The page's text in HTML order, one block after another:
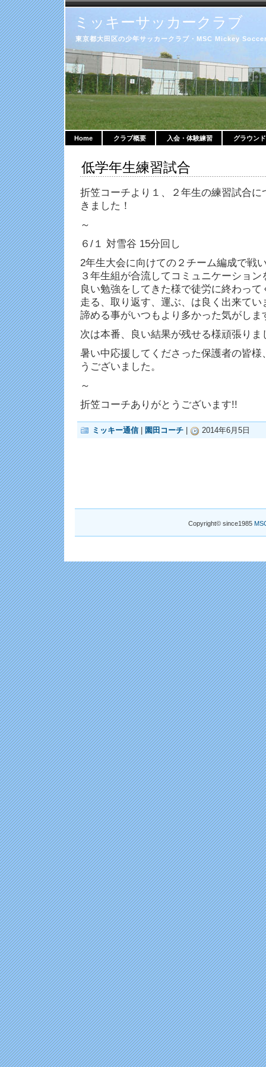
ミッキーサッカークラブ
東京都大田区の少年サッカークラブ・MSC Mickey
Home クラブ概要 入会・体験練習 グラウン
低学年生練習試合
折笠コーチより１、２年生の練習試合
きました！
～
６/１ 対雪谷 15分回し
2年生大会に向けての２チーム編成で戦
３年生組が合流してコミュニケーショ
良い勉強をしてきた様で徒労に終わって
走る、取り返す、運ぶ、は良く出来て
諦める事がいつもより多かった気がしま
次は本番、良い結果が残せる様頑張りま
暑い中応援してくださった保護者の皆
うございました。
～
折笠コーチありがとうございます!!
ミッキー通信 園田コーチ 2014年6月5日
Copyright© since1985